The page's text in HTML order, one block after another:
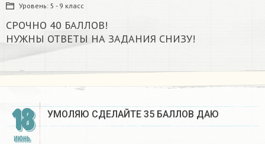
Уровень: 5 - 9 класс
СРОЧНО 40 БАЛЛОВ!
НУЖНЫ ОТВЕТЫ НА ЗАДАНИЯ СНИЗУ! ​
18
ИЮНЬ
УМОЛЯЮ СДЕЛАЙТЕ 35 БАЛЛОВ ДАЮ